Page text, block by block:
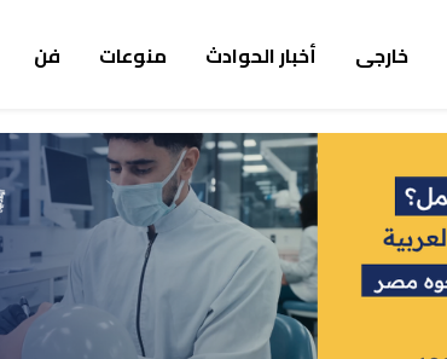
خارجى أخبار الحوادث منوعات فن